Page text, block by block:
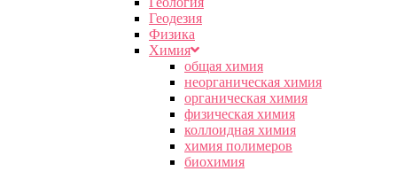
Геодезия
Физика
Химия
общая химия
неорганическая химия
органическая химия
физическая химия
коллоидная химия
химия полимеров
биохимия